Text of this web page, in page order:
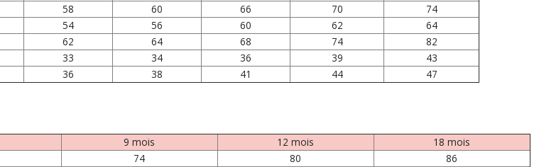
58 60 66 70 74
54 56 60 62 64
62 64 68 74 82
33 34 36 39 43
36 38 41 44 47
9 mois 12 mois
18 mois
74 80
86